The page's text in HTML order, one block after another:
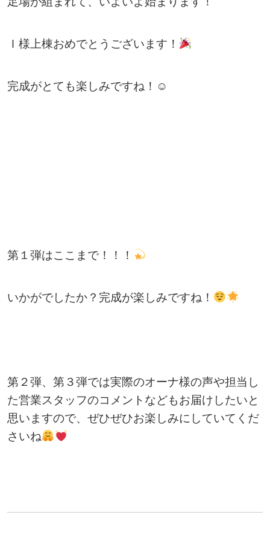
Ｉ様上棟おめでとうございます！
完成がとても楽しみですね！☺
第１弾はここまで！！！
いかがでしたか？完成が楽しみですね！
第２弾、第３弾では実際のオーナ様の声や担当し
た営業スタッフのコメントなどもお届けしたいと
思いますので、ぜひぜひお楽しみにしていてくだ
さいね